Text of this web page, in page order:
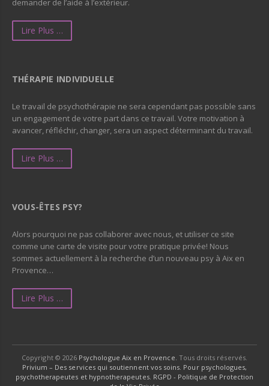
demander de l’aide à l’extérieur.
Lire Plus …
THÉRAPIE INDIVIDUELLE
Le travail de psychothérapie ne sera cependant pas possible sans
un engagement de votre part dans ce travail. Votre motivation à
avancer, réfléchir, changer, sera un aspect déterminant du travail.
Lire Plus …
VOUS-ÊTES PSY?
Alors pourquoi ne pas collaborer avec nous, et utiliser ce site
comme une carte de visite pour votre pratique privée! Nous
sommes actuellement à la recherche d’un nouveau psy à Aix en
Provence…
Lire Plus …
Copyright © 2026 Psychologue Aix en Provence. Tous droits réservés.
Privium – Des services qui soutiennent vos soins. Pour psychologues,
psychotherapeutes et hypnotherapeutes. RGPD - Politique de Protection